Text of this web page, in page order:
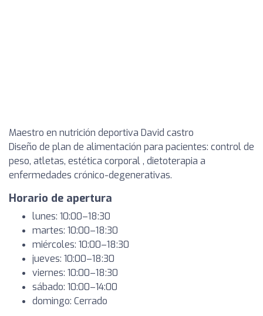
Maestro en nutrición deportiva David castro
Diseño de plan de alimentación para pacientes: control de
peso, atletas, estética corporal , dietoterapia a
enfermedades crónico-degenerativas.
Horario de apertura
lunes: 10:00–18:30
martes: 10:00–18:30
miércoles: 10:00–18:30
jueves: 10:00–18:30
viernes: 10:00–18:30
sábado: 10:00–14:00
domingo: Cerrado